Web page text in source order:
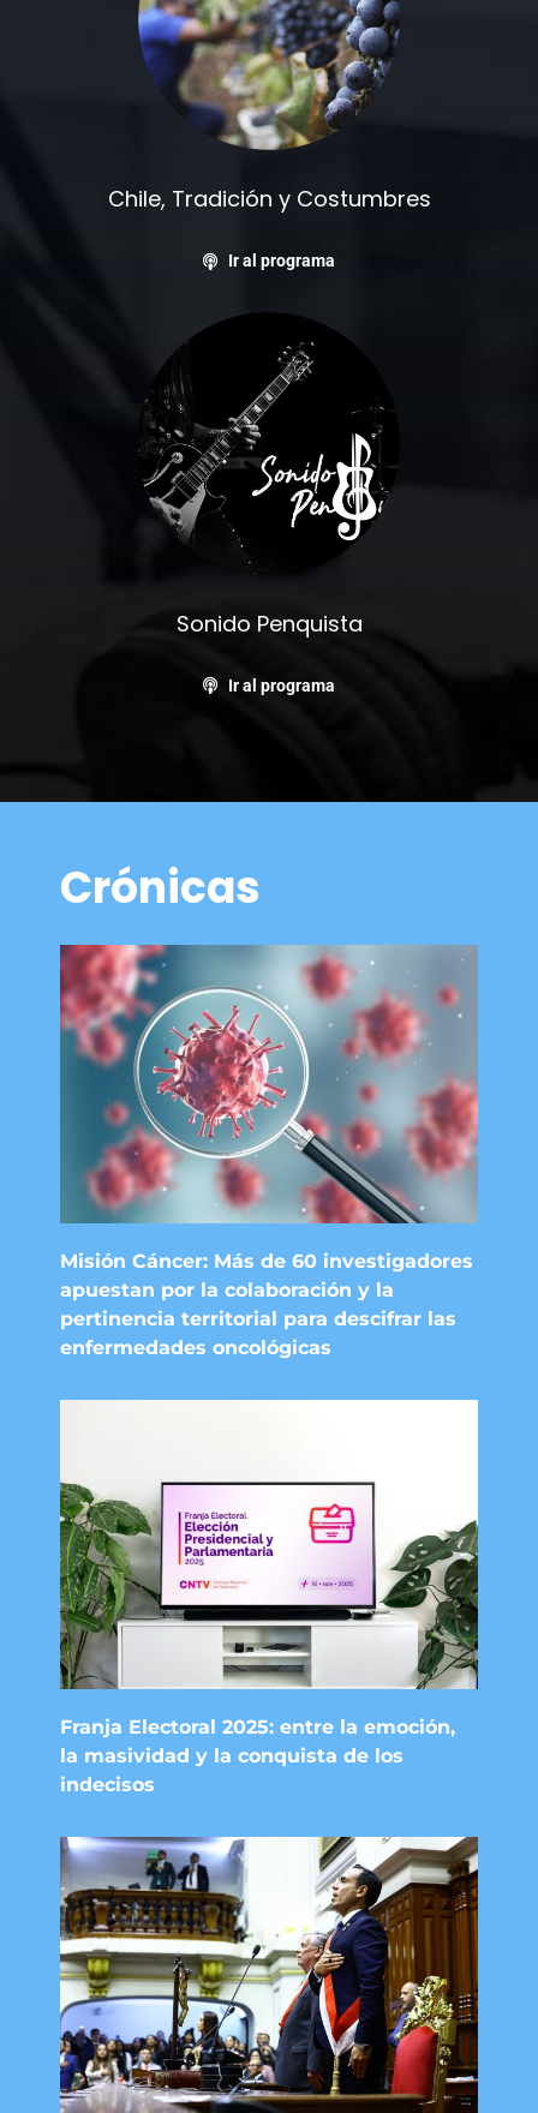
Chile, Tradición y Costumbres
Ir al programa
Sonido Penquista
Ir al programa
Crónicas
Misión Cáncer: Más de 60 investigadores
apuestan por la colaboración y la
pertinencia territorial para descifrar las
enfermedades oncológicas
Franja Electoral 2025: entre la emoción,
la masividad y la conquista de los
indecisos